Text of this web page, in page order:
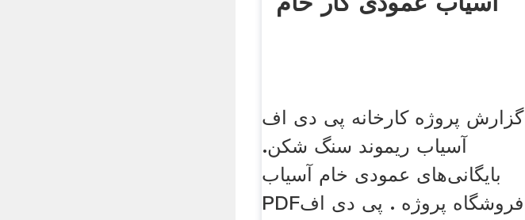
گزارش پروژه کارخانه پی دی اف
آسیاب ریموند سنگ شکن.
بایگانی‌های عمودی خام آسیاب
PDFفروشگاه پروژه . پی دی اف